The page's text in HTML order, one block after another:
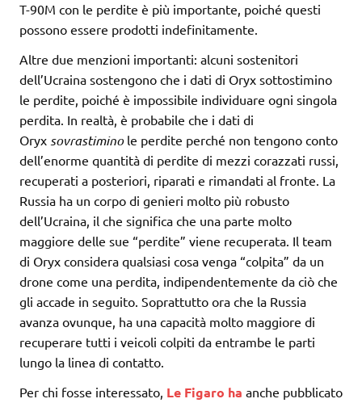
T-90M con le perdite è più importante, poiché questi
possono essere prodotti indefinitamente.
Altre due menzioni importanti: alcuni sostenitori
dell’Ucraina sostengono che i dati di Oryx sottostimino
le perdite, poiché è impossibile individuare ogni singola
perdita. In realtà, è probabile che i dati di
Oryx sovrastimino le perdite perché non tengono conto
dell’enorme quantità di perdite di mezzi corazzati russi,
recuperati a posteriori, riparati e rimandati al fronte. La
Russia ha un corpo di genieri molto più robusto
dell’Ucraina, il che significa che una parte molto
maggiore delle sue “perdite” viene recuperata. Il team
di Oryx considera qualsiasi cosa venga “colpita” da un
drone come una perdita, indipendentemente da ciò che
gli accade in seguito. Soprattutto ora che la Russia
avanza ovunque, ha una capacità molto maggiore di
recuperare tutti i veicoli colpiti da entrambe le parti
lungo la linea di contatto.
Per chi fosse interessato, Le Figaro ha anche pubblicato